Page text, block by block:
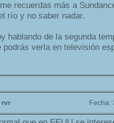
recuerdas más a
río y no saber nadar.
hablando de la segunda
podrás verla en televisión
rvr Fecha: